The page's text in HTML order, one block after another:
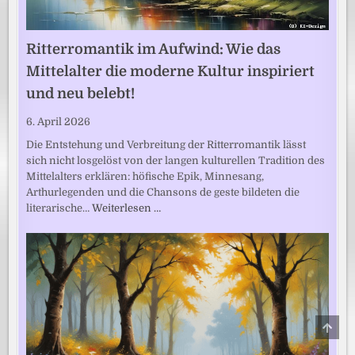
Ritterromantik im Aufwind: Wie das
Mittelalter die moderne Kultur inspiriert
und neu belebt!
6. April 2026
Die Entstehung und Verbreitung der Ritterromantik lässt
sich nicht losgelöst von der langen kulturellen Tradition des
Mittelalters erklären: höfische Epik, Minnesang,
Arthurlegenden und die Chansons de geste bildeten die
literarische…Weiterlesen …
TO